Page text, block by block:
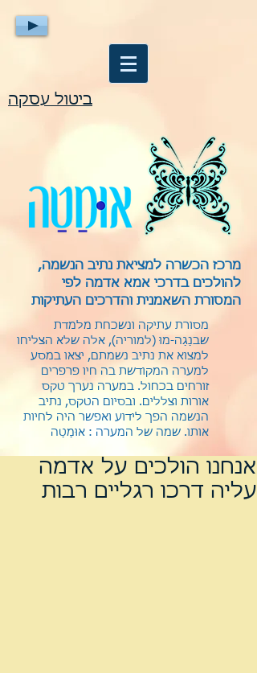
ביטול עסקה
מרכז הכשרה למציאת נתיב הנשמה,
להולכים בדרכי אמא אדמה לפי
המסורת השאמנית והדרכים העתיקות
מסורת עתיקה ונשכחת מלמדת
שבנַגַה-מוּ (למוריה), אלה שלא הצליחו
למצוא את נתיב נשמתם, יצאו במסע
למערה המקודשת בה חיו פרפרים
זורחים בכחול. במערה נערך טקס
אורות וצללים. ובסיום הטקס, נתיב
הנשמה הפך לידוע ואפשר היה לחיות
אותו. שמה של המערה : אוּמַטַה
אנחנו הולכים על אדמה
עליה דרכו רגליים רבות